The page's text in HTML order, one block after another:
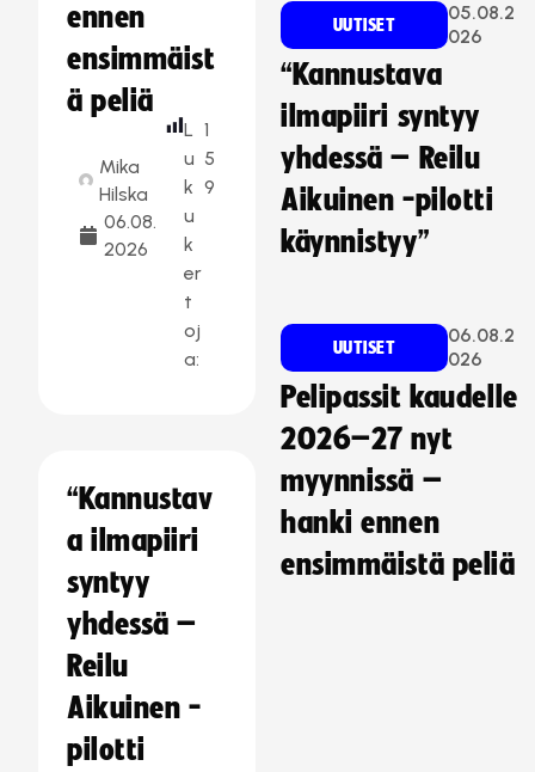
ennen
ensimmäist
ä peliä
Mika
Hilska
06.08.
2026
L
u
k
u
k
er
t
oj
a:
1
5
9
“Kannustav
a ilmapiiri
syntyy
yhdessä –
Reilu
Aikuinen -
pilotti
UUTISET
05.08.2
026
“Kannustava
ilmapiiri syntyy
yhdessä – Reilu
Aikuinen -pilotti
käynnistyy”
UUTISET
06.08.2
026
Pelipassit kaudelle
2026–27 nyt
myynnissä –
hanki ennen
ensimmäistä peliä